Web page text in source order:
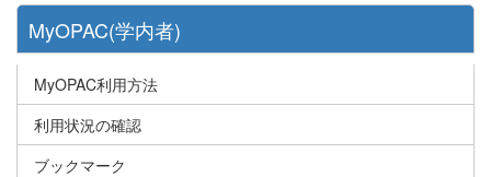
MyOPAC(学内者)
MyOPAC利用方法
利用状況の確認
ブックマーク